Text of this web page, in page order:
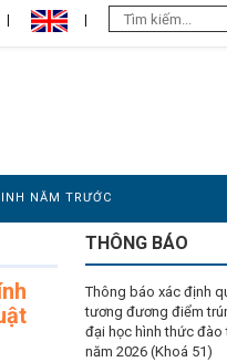
NĂM TRƯỚC
THÔNG BÁO
Thông báo xác định
tương đương điểm
đại học hình thức đào
năm 2026 (Khoá 51)